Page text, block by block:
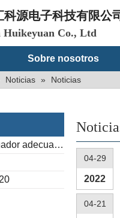
科源电子科技有限公
Huikeyuan Co., Ltd
Sobre nosotros
Noticias » Noticias
¿Cómo elegir el cargador adecuado?
04-29
2022
04-21